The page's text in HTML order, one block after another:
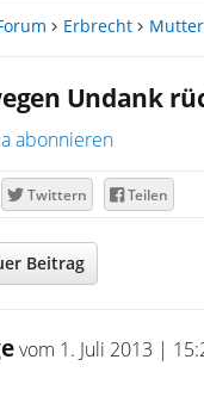
Erbrecht Mutter
Undank
abonnieren
Twittern Teilen
Beitrag
vom 1. Juli 2013 |